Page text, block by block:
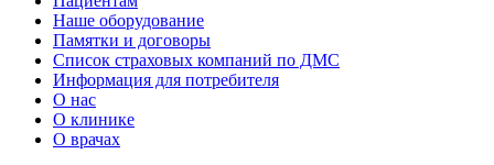
Наше оборудование
Памятки и договоры
Список страховых компаний по ДМС
Информация для потребителя
О нас
О клинике
О врачах